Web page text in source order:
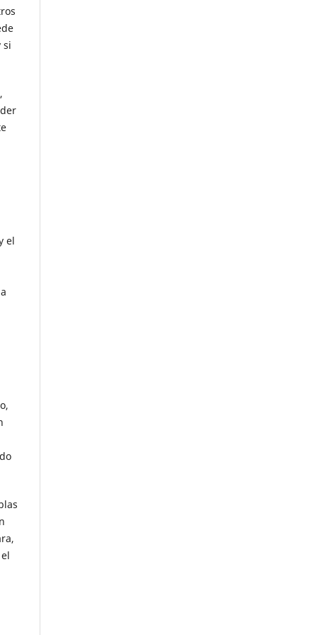
si
el